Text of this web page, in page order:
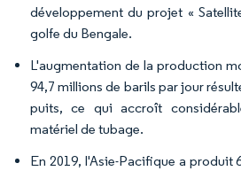
développement du projet «
golfe du Bengale.
L'augmentation de la production
94,7 millions de barils par jour
puits, ce qui accroît
matériel de tubage.
En 2019, l'Asie-Pacifique a produit